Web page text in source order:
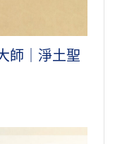
師｜淨土聖